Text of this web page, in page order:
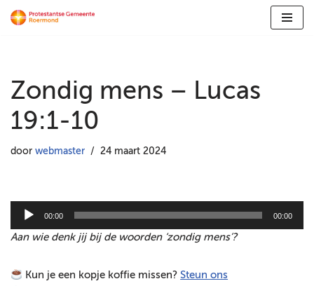
inhoud
Zondig mens – Lucas
19:1-10
door webmaster 24 maart 2024
d
o
00:00 00:00
Aan wie denk jij bij de woorden ‘zondig mens’?
Kun je een kopje koffie missen?Steun ons